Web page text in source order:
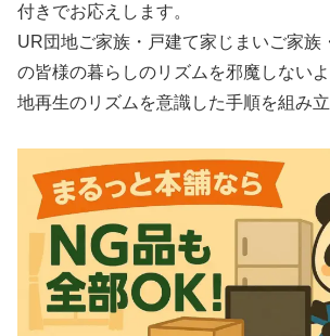
付きでお応えします。
UR団地ご家族・戸建て家じまいご家族
の皆様の暮らしのリズムを邪魔しない
地再生のリズムを意識した手順を組み立